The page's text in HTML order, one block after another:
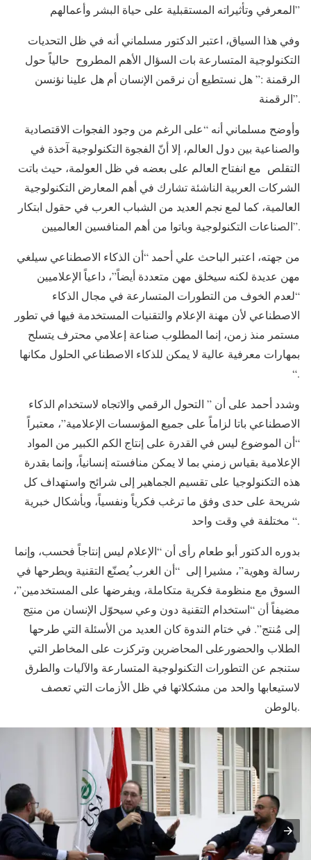
المعرفي وتأثيراته المستقبلية على حياة البشر وأعمالهم”
وفي هذا السياق، اعتبر الدكتور مسلماني أنه في ظل التحديات
التكنولوجية المتسارعة بات السؤال الأهم المطروح حالياً حول
الرقمنة :” هل نستطيع أن نرقمن الإنسان أم هل علينا نؤنسن
الرقمنة”.
وأوضح مسلماني أنه “على الرغم من وجود الفجوات الاقتصادية
والصناعية بين دول العالم، إلا أنّ الفجوة التكنولوجية آخذة في
التقلص مع انفتاح العالم على بعضه في ظل العولمة، حيث باتت
الشركات العربية الناشئة تشارك في أهم المعارض التكنولوجية
العالمية، كما لمع نجم العديد من الشباب العرب في حقول ابتكار
الصناعات التكنولوجية وباتوا من أهم المنافسين العالميين”.
من جهته، اعتبر الباحث علي أحمد “أن الذكاء الاصطناعي سيلغي
مهن عديدة لكنه سيخلق مهن متعددة أيضاً”، داعياً الإعلاميين
“لعدم الخوف من التطورات المتسارعة في مجال الذكاء
الاصطناعي لأن مهنة الإعلام والتقنيات المستخدمة فيها في تطور
مستمر منذ زمن، إنما المطلوب صناعة إعلامي محترف يتسلح
بمهارات معرفية عالية لا يمكن للذكاء الاصطناعي الحلول مكانها
“.
وشدد أحمد على أن ” التحول الرقمي والاتجاه لاستخدام الذكاء
الاصطناعي باتا لزاماً على جميع المؤسسات الإعلامية”، معتبراً
“أن الموضوع ليس في القدرة على إنتاج الكم الكبير من المواد
الإعلامية بقياس زمني بما لا يمكن منافسته إنسانياً، وإنما بقدرة
هذه التكنولوجيا على تقسيم الجماهير إلى شرائح واستهداف كل
شريحة على حدى وفق ما ترغب فكرياً ونفسياً، وبأشكال خبرية
مختلفة في وقت واحد “.
بدوره الدكتور أبو طعام رأى أن “الإعلام ليس إنتاجاً فحسب، وإنما
رسالة وهوية”، مشيرا إلى “أن الغرب ُيصنّع التقنية ويطرحها في
السوق مع منظومة فكرية متكاملة، ويفرضها على المستخدمين”،
مضيفاً أن “استخدام التقنية دون وعي سيحوّل الإنسان من منتِج
إلى مُنتج”. في ختام الندوة كان العديد من الأسئلة التي طرحها
الطلاب والحضورعلى المحاضرين وتركزت على المخاطر التي
ستنجم عن التطورات التكنولوجية المتسارعة والآليات والطرق
لاستيعابها والحد من مشكلاتها في ظل الأزمات التي تعصف
بالوطن.